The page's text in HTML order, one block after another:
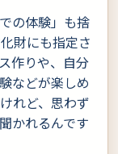
の体験」も捨
財にも指定さ
作りや、自分
などが楽しめ
れど、思わず
かれるんです